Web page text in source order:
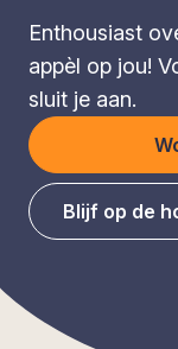
Enthousiast
appèl op jou!
sluit je aan.
Blijf op de